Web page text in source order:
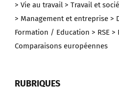
> Vie au travail > Travail et
> Management et entreprise >
Formation / Education > RSE >
Comparaisons européennes
RUBRIQUES